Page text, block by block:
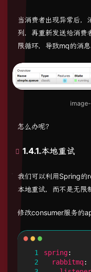
当消费者出现异常后，
列，再重新发送给消费
限循环，导致mq的消
怎么办呢？
1.4.1.本地重试
我们可以利用Spring的
本地重试，而不是无限
修改consumer服务的
1
2
spring:
rabbitmq: